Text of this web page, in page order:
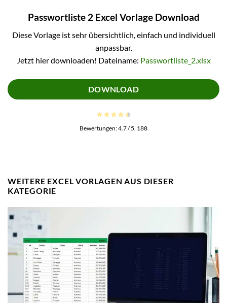
Passwortliste 2 Excel Vorlage Download
Diese Vorlage ist sehr übersichtlich, einfach und individuell
anpassbar.
Jetzt hier downloaden! Dateiname: Passwortliste_2.xlsx
DOWNLOAD
Bewertungen:4.7/ 5. 188
WEITERE EXCEL VORLAGEN AUS DIESER
KATEGORIE